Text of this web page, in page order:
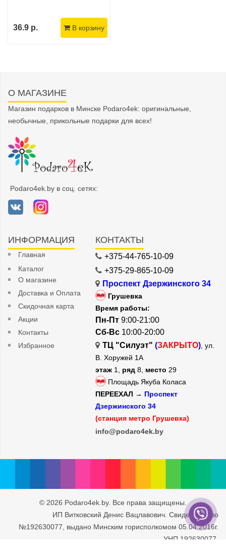
36.9 р. В корзину
О МАГАЗИНЕ
Магазин подарков в Минске Podaro4ek: оригинальные,
необычные, прикольные подарки для всех!
Podaro4ek.by в соц. сетях:
ИНФОРМАЦИЯ
Главная
Каталог
О магазине
Доставка и Оплата
Скидочная карта
Акции
Контакты
Избранное
КОНТАКТЫ
+375-44-765-10-09
+375-29-865-10-09
Проспект Дзержинского 34
Грушевка
Время работы:
Пн-Пт 9:00-21:00
Сб-Вс 10:00-20:00
ТЦ "Силуэт" (ЗАКРЫТО), ул.
В. Хоружей 1А
этаж 1, ряд 8, место 29
Площадь Якуба Коласа
ПЕРЕЕХАЛ → Проспект
Дзержинского 34
(станция метро Грушевка)
info@podaro4ek.by
© 2026 Podaro4ek.by. Все права защищены.
ИП Витковский Денис Вацлавович. Свидетельство
№192630077, выдано Минским горисполкомом 05.04.2016г.
УНП 192630077.